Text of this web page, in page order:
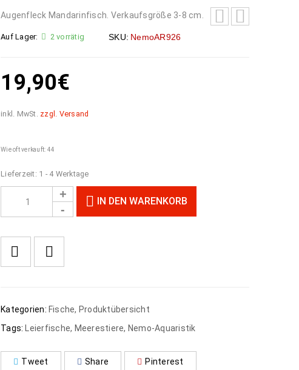
Augenfleck Mandarinfisch. Verkaufsgröße 3-8 cm.
Auf Lager: 2 vorrätig SKU: NemoAR926
19,90€
inkl. MwSt. zzgl. Versand
Wie oft verkauft: 44
Lieferzeit: 1 - 4 Werktage
IN DEN WARENKORB
Kategorien: Fische, Produktübersicht
Tags:
Leierfische, Meerestiere, Nemo-Aquaristik
Tweet Share Pinterest